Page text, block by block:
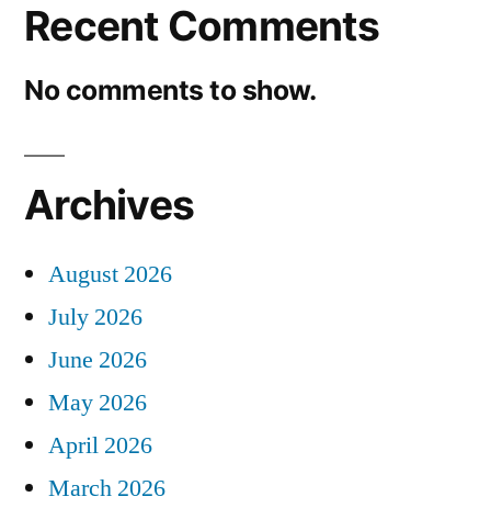
Recent Comments
No comments to show.
Archives
August 2026
July 2026
June 2026
May 2026
April 2026
March 2026